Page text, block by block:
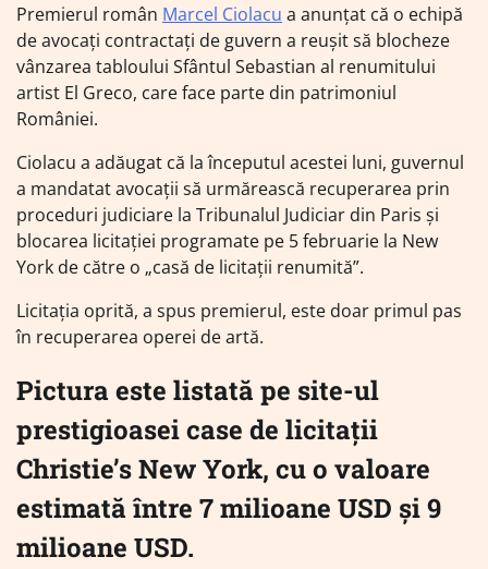
Premierul român Marcel Ciolacu a anunțat că o echipă
de avocați contractați de guvern a reușit să blocheze
vânzarea tabloului Sfântul Sebastian al renumitului
artist El Greco, care face parte din patrimoniul
României.
Ciolacu a adăugat că la începutul acestei luni, guvernul
a mandatat avocații să urmărească recuperarea prin
proceduri judiciare la Tribunalul Judiciar din Paris și
blocarea licitației programate pe 5 februarie la New
York de către o „casă de licitații renumită”.
Licitația oprită, a spus premierul, este doar primul pas
în recuperarea operei de artă.
Pictura este listată pe site-ul
prestigioasei case de licitații
Christie’s New York, cu o valoare
estimată între 7 milioane USD și 9
milioane USD.